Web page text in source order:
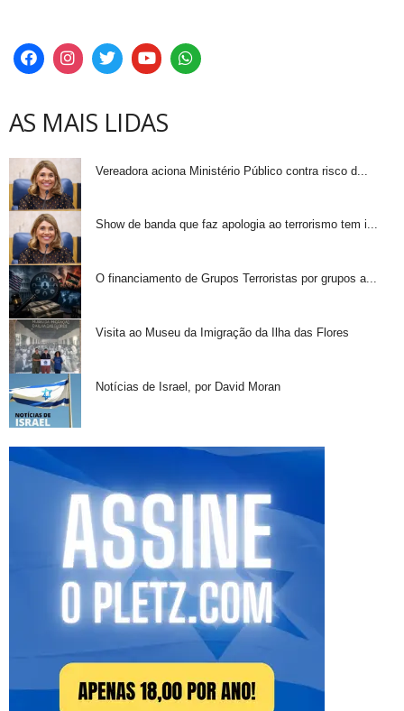
AS MAIS LIDAS
Vereadora aciona Ministério Público contra risco d...
Show de banda que faz apologia ao terrorismo tem i...
O financiamento de Grupos Terroristas por grupos a...
Visita ao Museu da Imigração da Ilha das Flores
Notícias de Israel, por David Moran